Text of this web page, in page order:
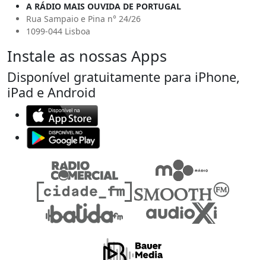
A RÁDIO MAIS OUVIDA DE PORTUGAL
Rua Sampaio e Pina n° 24/26
1099-044 Lisboa
Instale as nossas Apps
Disponível gratuitamente para iPhone,
iPad e Android